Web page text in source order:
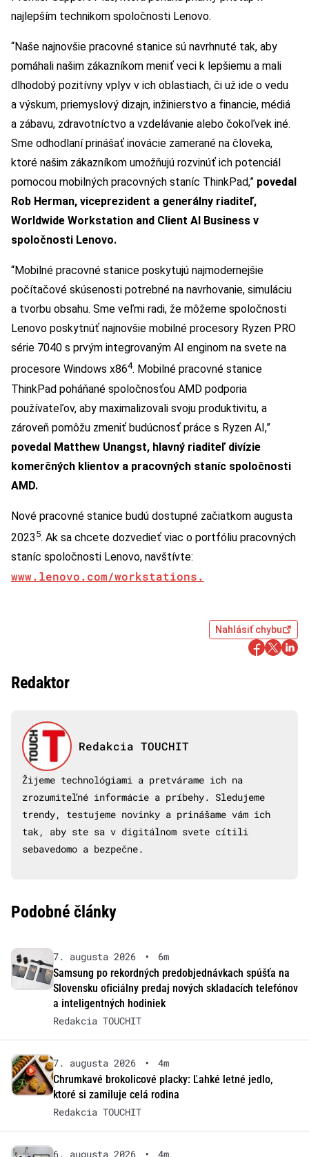
najlepším technikom spoločnosti Lenovo.
“Naše najnovšie pracovné stanice sú navrhnuté tak, aby
pomáhali našim zákazníkom meniť veci k lepšiemu a mali
dlhodobý pozitívny vplyv v ich oblastiach, či už ide o vedu
a výskum, priemyslový dizajn, inžinierstvo a financie, médiá
a zábavu, zdravotníctvo a vzdelávanie alebo čokoľvek iné.
Sme odhodlaní prinášať inovácie zamerané na človeka,
ktoré našim zákazníkom umožňujú rozvinúť ich potenciál
pomocou mobilných pracovných staníc ThinkPad,” povedal
Rob Herman, viceprezident a generálny riaditeľ,
Worldwide Workstation and Client AI Business v
spoločnosti Lenovo.
“Mobilné pracovné stanice poskytujú najmodernejšie
počítačové skúsenosti potrebné na navrhovanie, simuláciu
a tvorbu obsahu. Sme veľmi radi, že môžeme spoločnosti
Lenovo poskytnúť najnovšie mobilné procesory Ryzen PRO
série 7040 s prvým integrovaným AI enginom na svete na
procesore Windows x864. Mobilné pracovné stanice
ThinkPad poháňané spoločnosťou AMD podporia
používateľov, aby maximalizovali svoju produktivitu, a
zároveň pomôžu zmeniť budúcnosť práce s Ryzen AI,”
povedal Matthew Unangst, hlavný riaditeľ divízie
komerčných klientov a pracovných staníc spoločnosti
AMD.
Nové pracovné stanice budú dostupné začiatkom augusta
2023 5. Ak sa chcete dozvedieť viac o portfóliu pracovných
staníc spoločnosti Lenovo, navštívte:
www.lenovo.com/workstations.
Nahlásiť chybu
Redaktor
Redakcia TOUCHIT
Žijeme technológiami a pretvárame ich na
zrozumiteľné informácie a príbehy. Sledujeme
trendy, testujeme novinky a prinášame vám ich
tak, aby ste sa v digitálnom svete cítili
sebavedomo a bezpečne.
Podobné články
7. augusta 2026 •
6m
Samsung po rekordných predobjednávkach spúšťa na
Slovensku oficiálny predaj nových skladacích telefónov
a inteligentných hodiniek
Redakcia TOUCHIT
7. augusta 2026 •
4m
Chrumkavé brokolicové placky: Ľahké letné jedlo,
ktoré si zamiluje celá rodina
Redakcia TOUCHIT
6. augusta 2026 •
4m